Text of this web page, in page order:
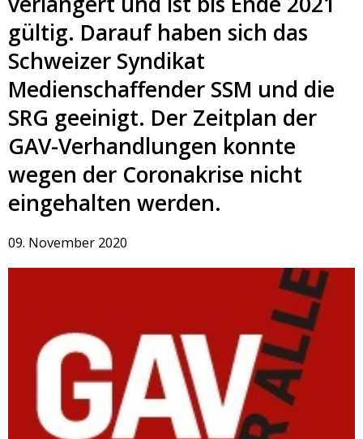
gültig. Darauf haben sich das
Schweizer Syndikat
Medienschaffender SSM und die
SRG geeinigt. Der Zeitplan der
GAV-Verhandlungen konnte
wegen der Coronakrise nicht
eingehalten werden.
09. November 2020